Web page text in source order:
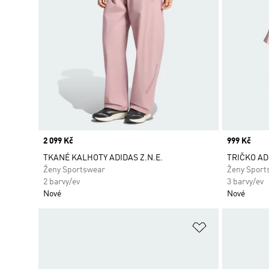
Price
2 099 Kč
TKANÉ KALHOTY ADIDAS Z.N.E.
Ženy Sportswear
2 barvy/ev
Nové
Price
999 Kč
TRIČKO
Ženy
3 barvy/ev
Nové